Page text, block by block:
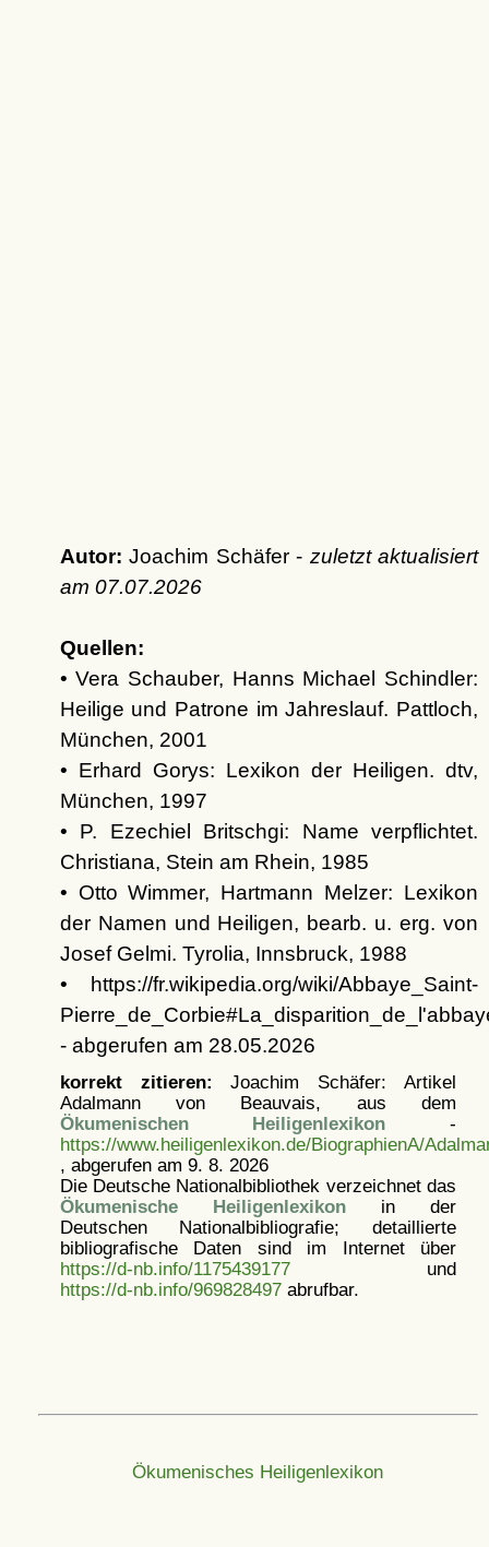
Autor: Joachim Schäfer - zuletzt aktualisiert
am 07.07.2026
Quellen:
• Vera Schauber, Hanns Michael Schindler:
Heilige und Patrone im Jahreslauf. Pattloch,
München, 2001
• Erhard Gorys: Lexikon der Heiligen. dtv,
München, 1997
• P. Ezechiel Britschgi: Name verpflichtet.
Christiana, Stein am Rhein, 1985
• Otto Wimmer, Hartmann Melzer: Lexikon
der Namen und Heiligen, bearb. u. erg. von
Josef Gelmi. Tyrolia, Innsbruck, 1988
• https://fr.wikipedia.org/wiki/Abbaye_Saint-
- abgerufen am 28.05.2026
korrekt zitieren: Joachim Schäfer: Artikel
Adalmann von Beauvais, aus dem
Ökumenischen Heiligenlexikon -
https://www.heiligenlexikon.de/BiographienA/
, abgerufen am 9. 8. 2026
Die Deutsche Nationalbibliothek verzeichnet das
Ökumenische Heiligenlexikonin der
Deutschen Nationalbibliografie; detaillierte
bibliografische Daten sind im Internet über
https://d-nb.info/1175439177und
https://d-nb.info/969828497abrufbar.
Ökumenisches Heiligenlexikon